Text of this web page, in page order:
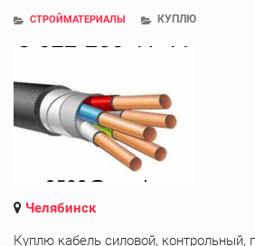
СТРОЙМАТЕРИАЛЫ КУПЛЮ
Челябинск
Куплю кабель силовой, контрольный,